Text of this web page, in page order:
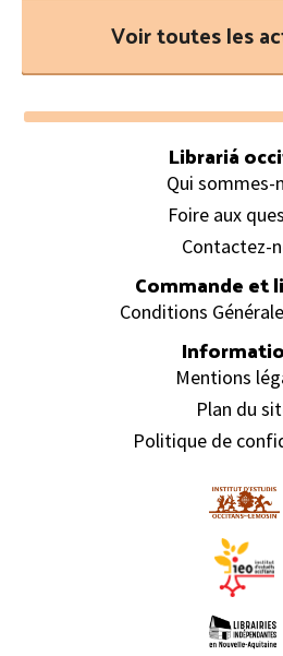
Voir toutes les
Footer Librariá
Qui sommes-
Foire aux
Contactez-
Commande et
Conditions
Mentions
Plan du
Politique de